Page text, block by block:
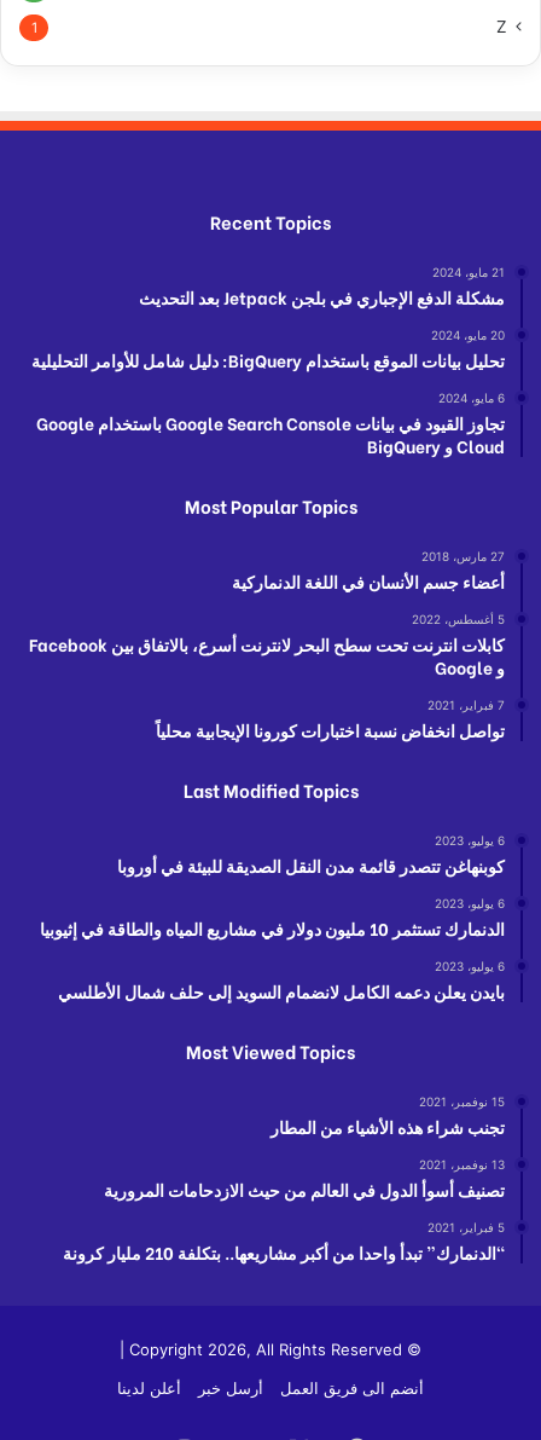
Z
1
Recent Topics
21 مايو، 2024
مشكلة الدفع الإجباري في بلجن Jetpack بعد التحديث
20 مايو، 2024
تحليل بيانات الموقع باستخدام BigQuery: دليل شامل للأوامر التحليلية
6 مايو، 2024
تجاوز القيود في بيانات Google Search Console باستخدام Google
Cloud و BigQuery
Most Popular Topics
27 مارس، 2018
أعضاء جسم الأنسان في اللغة الدنماركية
5 أغسطس، 2022
كابلات انترنت تحت سطح البحر لانترنت أسرع، بالاتفاق بين Facebook
و Google
7 فبراير، 2021
تواصل انخفاض نسبة اختبارات كورونا الإيجابية محلياً
Last Modified Topics
6 يوليو، 2023
كوبنهاغن تتصدر قائمة مدن النقل الصديقة للبيئة في أوروبا
6 يوليو، 2023
الدنمارك تستثمر 10 مليون دولار في مشاريع المياه والطاقة في إثيوبيا
6 يوليو، 2023
بايدن يعلن دعمه الكامل لانضمام السويد إلى حلف شمال الأطلسي
Most Viewed Topics
15 نوفمبر، 2021
تجنب شراء هذه الأشياء من المطار
13 نوفمبر، 2021
تصنيف أسوأ الدول في العالم من حيث الازدحامات المرورية
5 فبراير، 2021
“الدنمارك” تبدأ واحدا من أكبر مشاريعها.. بتكلفة 210 مليار كرونة
© Copyright 2026, All Rights Reserved |
أنضم الى فريق العمل
أرسل خبر أعلن لدينا